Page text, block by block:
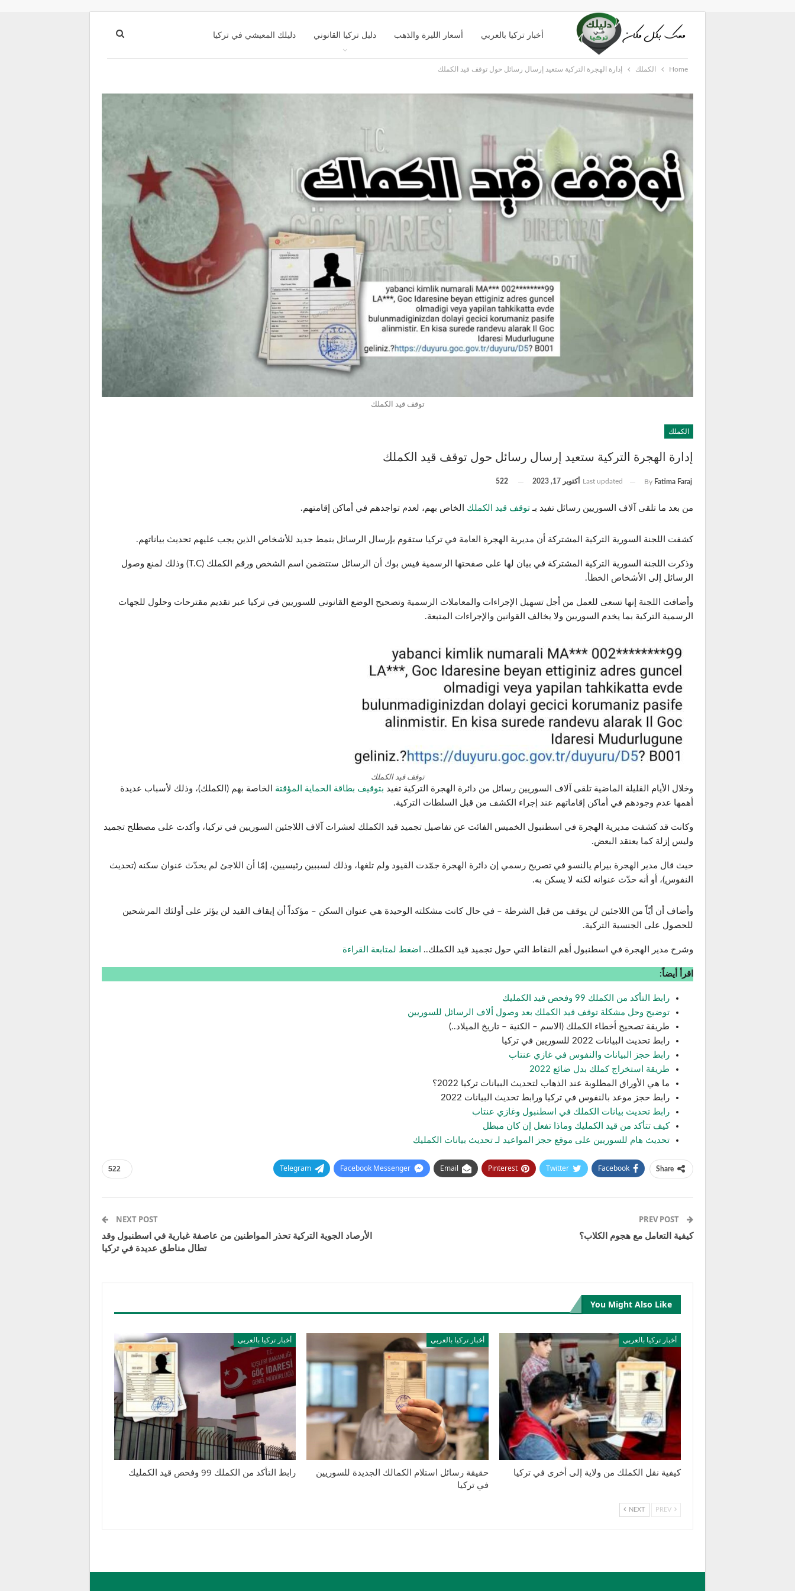
أخبار تركيا بالعربي أسعار الليرة والذهب دليل تركيا القانوني دليلك المعيشي في تركيا
Home الكملك إدارة الهجرة التركية ستعيد إرسال رسائل حول توقف قيد الكملك
توقف قيد الكملك
الكملك
إدارة الهجرة التركية ستعيد إرسال رسائل حول توقف قيد الكملك
By Fatima Faraj
Last updated أكتوبر 17, 2023
من بعد ما تلقى آلاف السوريين رسائل تفيد بـ توقف قيد الكملك الخاص بهم، لعدم تواجدهم في أماكن إقامتهم.
كشفت اللجنة السورية التركية المشتركة أن مديرية الهجرة العامة في تركيا ستقوم بإرسال الرسائل بنمط جديد للأشخاص الذين يجب عليهم تحديث بياناتهم.
وذكرت اللجنة السورية التركية المشتركة في بيان لها على صفحتها الرسمية فيس بوك أن الرسائل ستتضمن اسم الشخص ورقم الكملك (T.C) وذلك لمنع وصول
الرسائل إلى الأشخاص الخطأ.
وأضافت اللجنة إنها تسعى للعمل من أجل تسهيل الإجراءات والمعاملات الرسمية وتصحيح الوضع القانوني للسوريين في تركيا عبر تقديم مقترحات وحلول للجهات
الرسمية التركية بما يخدم السوريين ولا يخالف القوانين والإجراءات المتبعة.
توقف قيد الكملك
وخلال الأيام القليلة الماضية تلقى آلاف السوريين رسائل من دائرة الهجرة التركية تفيد بتوقيف بطاقة الحماية المؤقتة
الخاصة بهم (الكملك)، وذلك لأسباب عديدة
أهمها عدم وجودهم في أماكن إقاماتهم عند إجراء الكشف من قبل السلطات التركية.
وكانت قد كشفت مديرية الهجرة في اسطنبول الخميس الفائت عن تفاصيل تجميد قيد الكملك لعشرات آلاف اللاجئين السوريين في تركيا، وأكدت على مصطلح تجميد
وليس إزلة كما يعتقد البعض.
حيث قال مدير الهجرة بيرام يالنسو في تصريح رسمي إن دائرة الهجرة جمّدت القيود ولم تلغها، وذلك لسببين رئيسيين، إمّا أن اللاجئ لم يحدّث عنوان سكنه (تحديث
النفوس)، أو أنه حدّث عنوانه لكنه لا يسكن به.
وأضاف أن أيّاً من اللاجئين لن يوقف من قبل الشرطة – في حال كانت مشكلته الوحيدة هي عنوان السكن – مؤكداً أن إيقاف القيد لن يؤثر على أولئك المرشحين
للحصول على الجنسية التركية.
وشرح مدير الهجرة في اسطنبول أهم النقاط التي حول تجميد قيد الكملك.. اضغط لمتابعة القراءة
اقرأ أيضاً:
رابط التأكد من الكملك 99 وفحص قيد الكمليك
توضيح وحل مشكلة توقف قيد الكملك بعد وصول ألاف الرسائل للسوريين
طريقة تصحيح أخطاء الكملك (الاسم – الكنية – تاريخ الميلاد..)
رابط تحديث البيانات 2022 للسوريين في تركيا
رابط حجز البيانات والنفوس في غازي عنتاب
طريقة استخراج كملك بدل ضائع 2022
ما هي الأوراق المطلوبة عند الذهاب لتحديث البيانات تركيا 2022؟
رابط حجز موعد بالنفوس في تركيا ورابط تحديث البيانات 2022
رابط تحديث بيانات الكملك في اسطنبول وغازي عنتاب
كيف تتأكد من قيد الكمليك وماذا تفعل إن كان مبطل
تحديث هام للسوريين على موقع حجز المواعيد لـ تحديث بيانات الكمليك
522 Share
Facebook
Twitter
Pinterest
Email
Facebook Messenger
Telegram
كيفية التعامل مع هجوم الكلاب؟
NEXT POST
الأرصاد الجوية التركية تحذر المواطنين من عاصفة غبارية في اسطنبول وقد
تطال مناطق عديدة في تركيا
You Might Also Like
أخبار تركيا بالعربي
كيفية نقل الكملك من ولاية إلى أخرى في تركيا
أخبار تركيا بالعربي
حقيقة رسائل استلام الكمالك الجديدة للسوريين
في تركيا
أخبار تركيا بالعربي
رابط التأكد من الكملك 99 وفحص قيد الكمليك
NEXT